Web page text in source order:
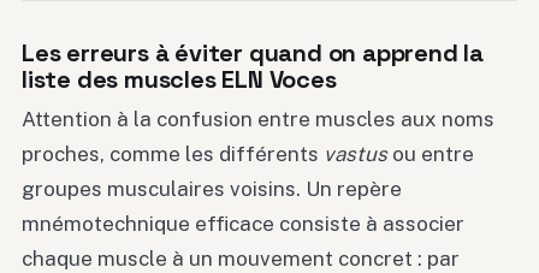
Les erreurs à éviter quand on apprend la
liste des muscles ELN Voces
Attention à la confusion entre muscles aux noms
proches, comme les différents vastusou entre
groupes musculaires voisins. Un repère
mnémotechnique efficace consiste à associer
chaque muscle à un mouvement concret : par